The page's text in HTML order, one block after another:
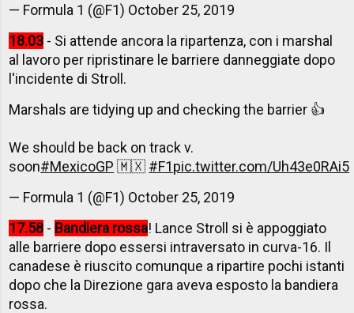
— Formula 1 (@F1) October 25, 2019
18.03 - Si attende ancora la ripartenza, con i marshal
al lavoro per ripristinare le barriere danneggiate dopo
l'incidente di Stroll.
Marshals are tidying up and checking the barrier 👍
We should be back on track v.
soon#MexicoGP 🇲🇽 #F1pic.twitter.com/Uh43e0RAi5
— Formula 1 (@F1) October 25, 2019
17.58 - Bandiera rossa! Lance Stroll si è appoggiato
alle barriere dopo essersi intraversato in curva-16. Il
canadese è riuscito comunque a ripartire pochi istanti
dopo che la Direzione gara aveva esposto la bandiera
rossa.